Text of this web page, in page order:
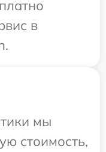
в
мы
стоимость,